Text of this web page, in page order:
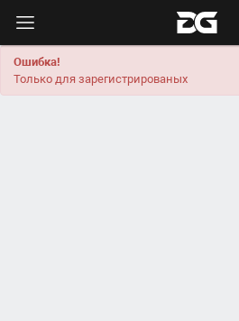
Ошибка!
Только для зарегистрированых